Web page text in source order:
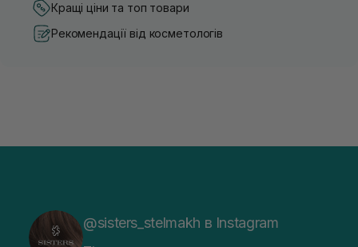
Кращі ціни та топ товари
Рекомендації від косметологів
@sisters_stelmakh в Instagram